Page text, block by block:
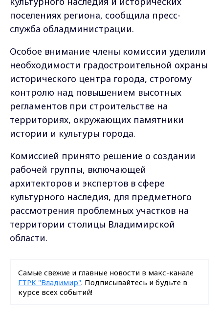
поселениях региона, сообщила пресс-
служба обладминистрации.
Особое внимание члены комиссии уделили
необходимости градостроительной охраны
исторического центра города, строгому
контролю над повышением высотных
регламентов при строительстве на
территориях, окружающих памятники
истории и культуры города.
Комиссией принято решение о создании
рабочей группы, включающей
архитекторов и экспертов в сфере
культурного наследия, для предметного
рассмотрения проблемных участков на
территории столицы Владимирской
области.
Самые свежие и главные новости в макс-канале
ГТРК "Владимир". Подписывайтесь и будьте в
курсе всех событий!